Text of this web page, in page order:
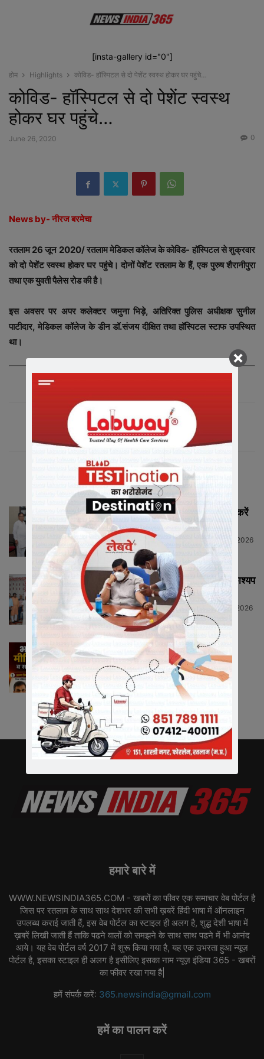
[insta-gallery id="0"]
होम Highlights कोविड- हॉस्पिटल से दो पेशेंट स्वस्थ होकर घर पहुंचे…
कोविड- हॉस्पिटल से दो पेशेंट स्वस्थ
होकर घर पहुंचे…
June 26, 2020 0
News by- नीरज बरमेचा
रतलाम 26 जून 2020/ रतलाम मेडिकल कॉलेज के कोविड- हॉस्पिटल से शुक्रवार
को दो पेशेंट स्वस्थ होकर घर पहुंचे। दोनों पेशेंट रतलाम के हैं, एक पुरुष शैरानीपुरा
तथा एक युवती पैलेस रोड की है।
इस अवसर पर अपर कलेक्टर जमुना भिड़े, अतिरिक्त पुलिस अधीक्षक सुनील
पाटीदार, मेडिकल कॉलेज के डीन डॉ.संजय दीक्षित तथा हॉस्पिटल स्टाफ उपस्थित
था।
संबंधित लेख
मीडिया में संगठन को सशक्त रूप से प्रस्तुत करें
मीडिया प्रभारी...
HIGHLIGHTS Neeraj Barmecha July 13, 2026
राष्ट्रीय कार्याध्यक्ष व कैबिनेट मंत्री चेतन्य काश्यप
ने किया क्रीड़ा-भारती की...
HIGHLIGHTS Neeraj Barmecha July 12, 2026
भारतीय जनता पार्टी रतलाम जिले में नई
जिम्मेदारियों का ऐलान, ...
BREAKING NEWS Neeraj Barmecha -
July 12, 2026
हमारे बारे में
WWW.NEWSINDIA365.COM - खबरों का फीवर एक समाचार वेब पोर्टल है
जिस पर रतलाम के साथ साथ देशभर की सभी ख़बरें हिंदी भाषा में ऑनलाइन
उपलब्ध कराई जाती हैं, इस वेब पोर्टल का स्टाइल ही अलग है, शुद्ध देशी भाषा में
ख़बरें लिखी जाती हैं ताकि पढने वालों को समझने के साथ साथ पढने में भी आनंद
आये। यह वेब पोर्टल वर्ष 2017 में शुरू किया गया है, यह एक उभरता हुआ न्यूज़
पोर्टल है, इसका स्टाइल ही अलग है इसीलिए इसका नाम न्यूज़ इंडिया 365 - खबरों
का फीवर रखा गया है|
हमें संपर्क करें: 365.newsindia@gmail.com
हमें का पालन करें